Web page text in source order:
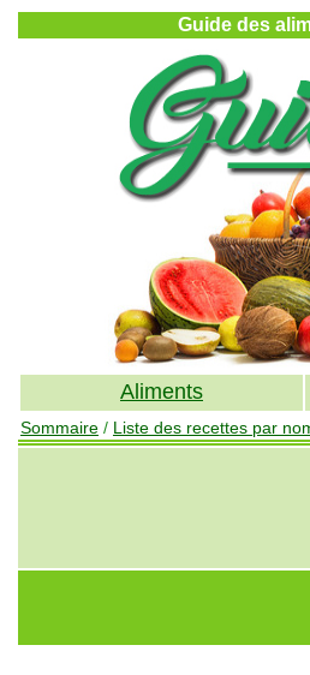
Guide des
Aliments
Sommaire / Liste des recettes par